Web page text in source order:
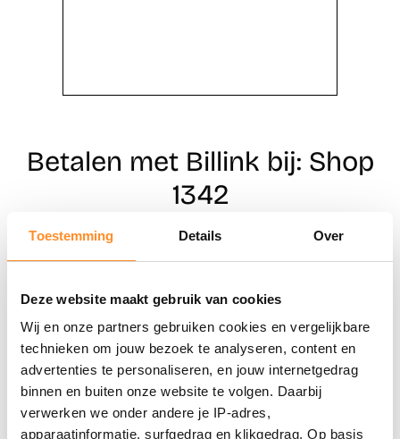
Toestemming Details Over
Deze website maakt gebruik van cookies
Wij en onze partners gebruiken cookies en vergelijkbare
technieken om jouw bezoek te analyseren, content en
advertenties te personaliseren, en jouw internetgedrag
binnen en buiten onze website te volgen. Daarbij
verwerken we onder andere je IP-adres,
apparaatinformatie, surfgedrag en klikgedrag. Op basis
Betalen met Billink bij: Shop
1342
Naar winkels